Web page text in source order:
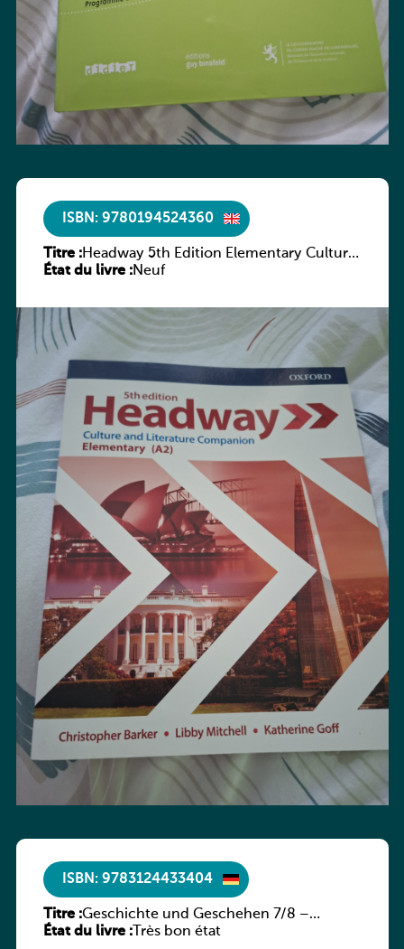
ISBN: 9780194524360
Titre :Headway 5th Edition Elementary Culture
and Literature Companion
État du livre :Neuf
ISBN: 9783124433404
Titre :Geschichte und Geschehen 7/8 –
Rheinland-Pfalz
État du livre :Très bon état